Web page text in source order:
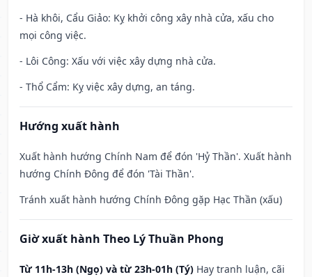
- Hà khôi, Cẩu Giảo: Kỵ khởi công xây nhà cửa, xấu cho
mọi công việc.
- Lôi Công: Xấu với việc xây dựng nhà cửa.
- Thổ Cẩm: Kỵ việc xây dựng, an táng.
Hướng xuất hành
Xuất hành hướng Chính Nam để đón 'Hỷ Thần'. Xuất hành
hướng Chính Đông để đón 'Tài Thần'.
Tránh xuất hành hướng Chính Đông gặp Hạc Thần (xấu)
Giờ xuất hành Theo Lý Thuần Phong
Từ 11h-13h (Ngọ) và từ 23h-01h (Tý) Hay tranh luận, cãi